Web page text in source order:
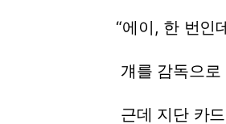
“에이, 한 번인
걔를 감독으로
근데 지단 카